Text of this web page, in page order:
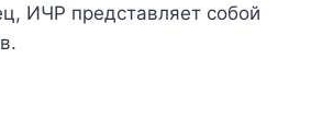
ИЧР представляет собой